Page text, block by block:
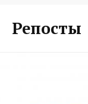
Репосты